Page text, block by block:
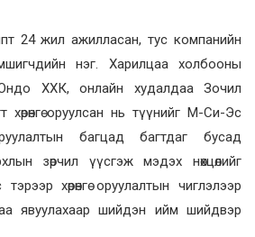
24 жил ажилласан, тус компанийн
нэг. Харилцаа холбооны
ХХК, онлайн худалдаа Зочил
хөрөнгө оруулсан нь түүнийг М-Си-Эс
багцад багтдаг бусад
зөрчил үүсгэж мэдэх нөхцөлийг
хөрөнгө оруулалтын чиглэлээр
явуулахаар шийдэн ийм шийдвэр